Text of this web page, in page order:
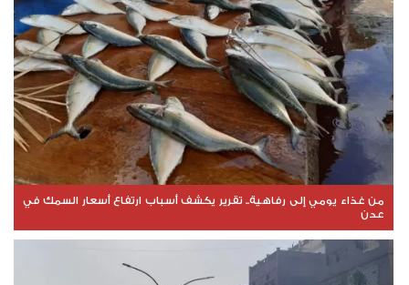
من غذاء يومي إلى رفاهية.. تقرير يكشف أسباب ارتفاع أسعار السمك في
عدن